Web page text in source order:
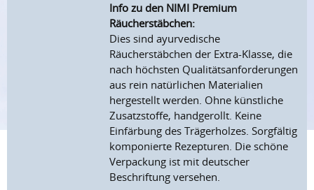
Info zu den NIMI Premium
Räucherstäbchen:
Dies sind ayurvedische
Räucherstäbchen der Extra-Klasse, die
nach höchsten Qualitätsanforderungen
aus rein natürlichen Materialien
hergestellt werden. Ohne künstliche
Zusatzstoffe, handgerollt. Keine
Einfärbung des Trägerholzes. Sorgfältig
komponierte Rezepturen. Die schöne
Verpackung ist mit deutscher
Beschriftung versehen.